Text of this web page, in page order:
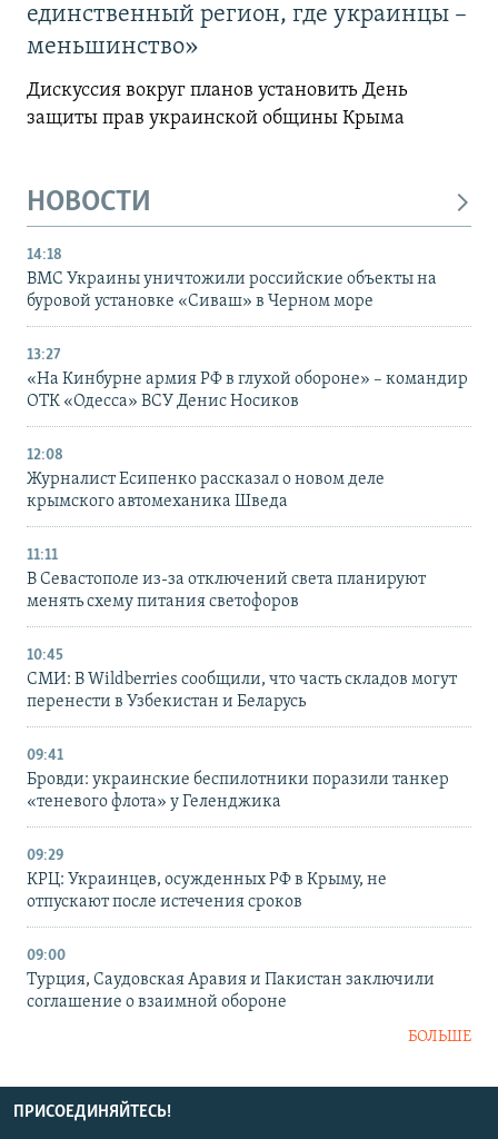
единственный регион, где украинцы –
меньшинство»
Дискуссия вокруг планов установить День
защиты прав украинской общины Крыма
НОВОСТИ
14:18
ВМС Украины уничтожили российские объекты на
буровой установке «Сиваш» в Черном море
13:27
«На Кинбурне армия РФ в глухой обороне» – командир
ОТК «Одесса» ВСУ Денис Носиков
12:08
Журналист Есипенко рассказал о новом деле
крымского автомеханика Шведа
11:11
В Севастополе из-за отключений света планируют
менять схему питания светофоров
10:45
СМИ: В Wildberries сообщили, что часть складов могут
перенести в Узбекистан и Беларусь
09:41
Бровди: украинские беспилотники поразили танкер
«теневого флота» у Геленджика
09:29
КРЦ: Украинцев, осужденных РФ в Крыму, не
отпускают после истечения сроков
09:00
Турция, Саудовская Аравия и Пакистан заключили
соглашение о взаимной обороне
БОЛЬШЕ
ПРИСОЕДИНЯЙТЕСЬ!